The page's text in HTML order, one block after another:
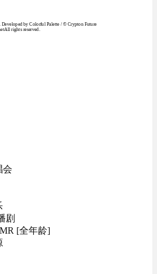
Developed by Colorful Palette / © Crypton Future
rights reserved.
会
剧
[全年龄]